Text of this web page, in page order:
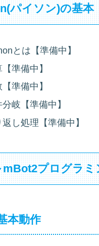
パイソン)の基本
とは【準備中】
準備中】
準備中】
岐【準備中】
し処理【準備中】
mBot2プログラミ
本動作